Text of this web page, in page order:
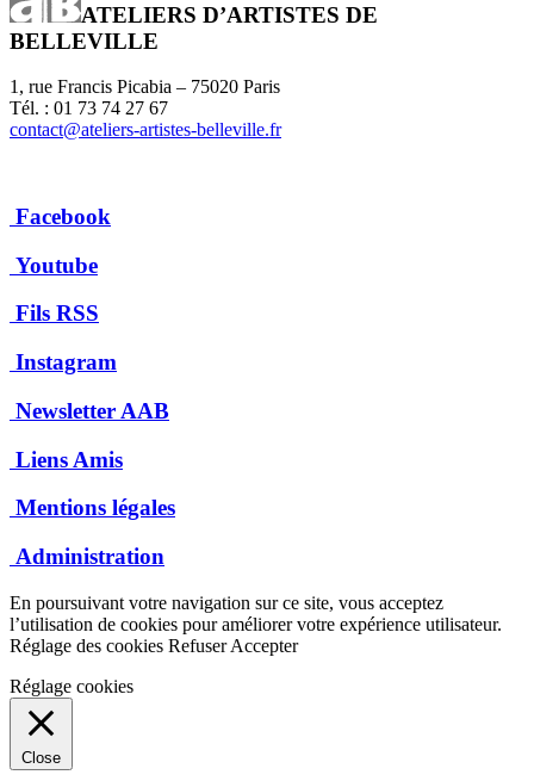
ATELIERS D’ARTISTES DE
BELLEVILLE
1, rue Francis Picabia – 75020 Paris
Tél. : 01 73 74 27 67
contact@ateliers-artistes-belleville.fr
Facebook
Youtube
Fils RSS
Instagram
Newsletter AAB
Liens Amis
Mentions légales
Administration
En poursuivant votre navigation sur ce site, vous acceptez
l’utilisation de cookies pour améliorer votre expérience utilisateur.
Réglage des cookies Refuser Accepter
Réglage cookies
Close